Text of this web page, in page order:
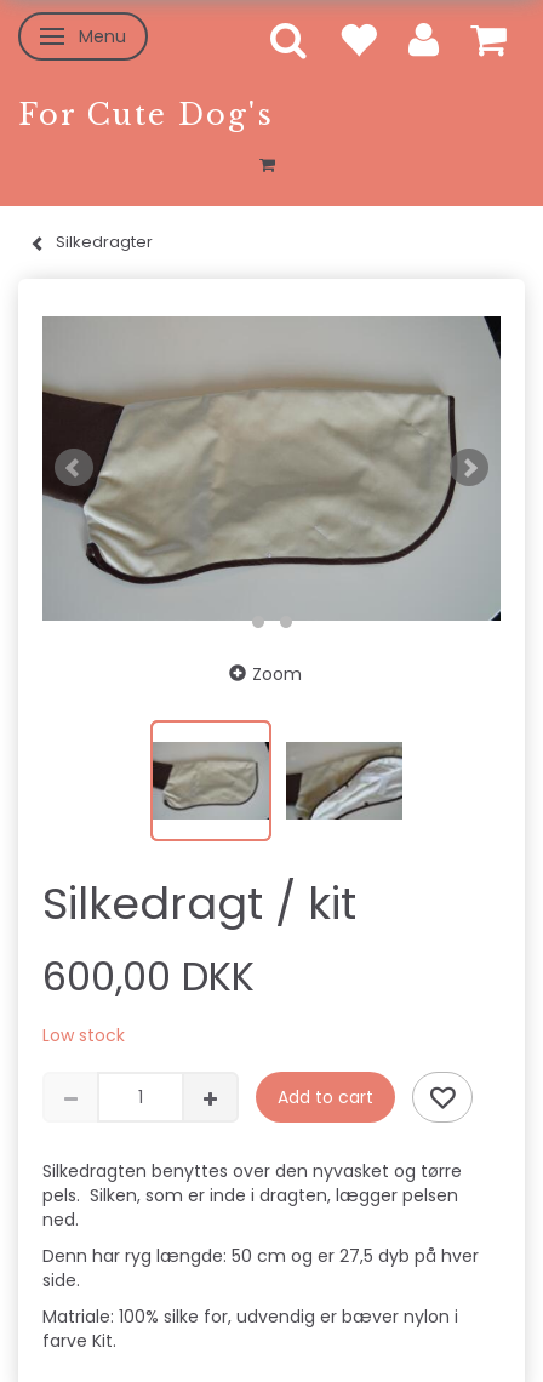
Toggle navigation
Menu
For Cute Dog's
Silkedragter
Zoom
Silkedragt / kit
600,00 DKK
Low stock
Add to cart
Silkedragten benyttes over den nyvasket og tørre
pels. Silken, som er inde i dragten, lægger pelsen
ned.
Denn har ryg længde: 50 cm og er 27,5 dyb på hver
side.
Matriale: 100% silke for, udvendig er bæver nylon i
farve Kit.